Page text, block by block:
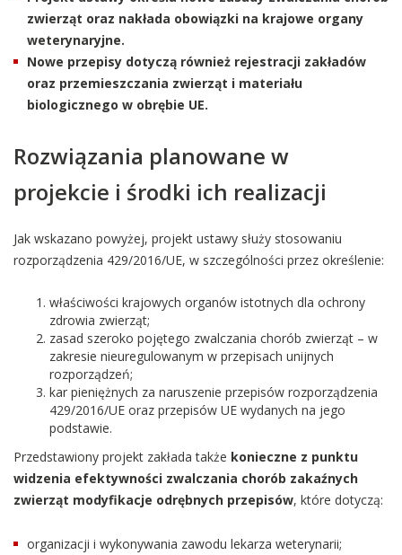
zwierząt oraz nakłada obowiązki na krajowe organy
weterynaryjne.
Nowe przepisy dotyczą również rejestracji zakładów
oraz przemieszczania zwierząt i materiału
biologicznego w obrębie UE.
Rozwiązania planowane w
projekcie i środki ich realizacji
Jak wskazano powyżej, projekt ustawy służy stosowaniu
rozporządzenia 429/2016/UE, w szczególności przez określenie:
właściwości krajowych organów istotnych dla ochrony
zdrowia zwierząt;
zasad szeroko pojętego zwalczania chorób zwierząt – w
zakresie nieuregulowanym w przepisach unijnych
rozporządzeń;
kar pieniężnych za naruszenie przepisów rozporządzenia
429/2016/UE oraz przepisów UE wydanych na jego
podstawie.
Przedstawiony projekt zakłada także konieczne z punktu
widzenia efektywności zwalczania chorób zakaźnych
zwierząt modyfikacje odrębnych przepisów, które dotyczą:
organizacji i wykonywania zawodu lekarza weterynarii;